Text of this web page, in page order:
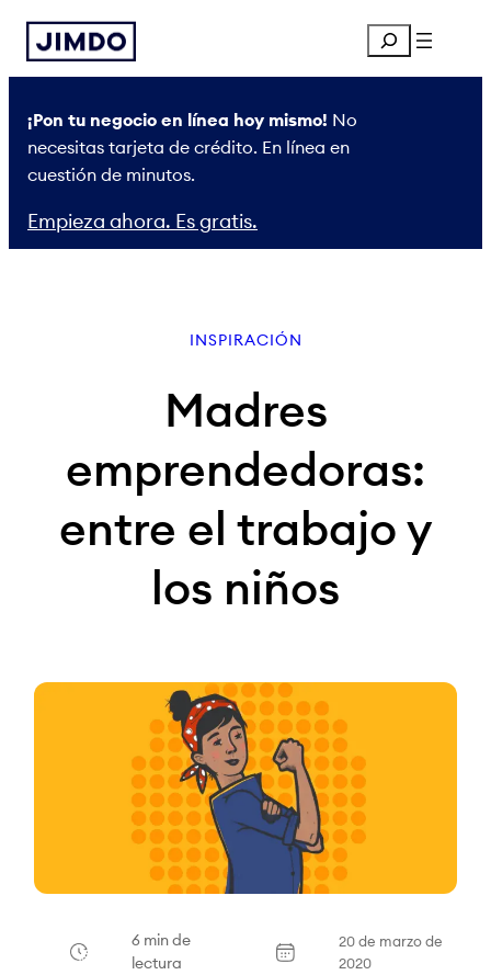
Saltar
contenido
Search
¡Pon tu negocio en línea hoy mismo! No
necesitas tarjeta de crédito. En línea en
cuestión de minutos.
Empieza ahora. Es gratis.
INSPIRACIÓN
Madres
emprendedoras:
entre el trabajo y
los niños
6 min de
lectura
20 de marzo de
2020